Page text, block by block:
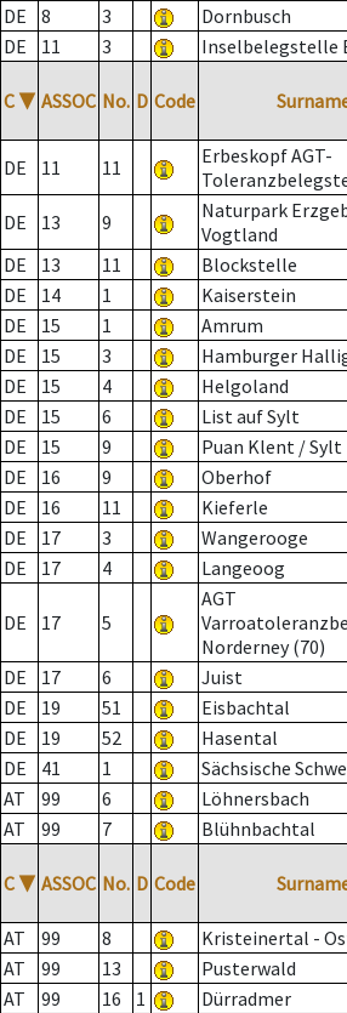
DE
8 3 Dornbusch
DE
11 3 Inselbelegstelle
C ▼ ASSOC No. D Code
DE 11 11
Erbeskopf AGT-
DE 13 9
Naturpark
Vogtland
DE
13 11 Blockstelle
DE
14 1 Kaiserstein
DE
15 1 Amrum
DE
15 3 Hamburger
DE
15 4 Helgoland
DE
15 6 List auf Sylt
DE
15 9 Puan Klent / Sylt
DE
16 9 Oberhof
DE
16 11 Kieferle
DE
17 3 Wangerooge
DE
17 4 Langeoog
DE 17 5
AGT
Norderney (70)
DE 17 6 Juist
DE
19 51 Eisbachtal
DE
19 52 Hasental
DE
41 1 Sächsische
AT
99 6 Löhnersbach
AT
99 7 Blühnbachtal
C ▼ ASSOC No. D Code
AT
99 8 Kristeinertal -
AT
99 13 Pusterwald
AT
99 16 1 Dürradmer